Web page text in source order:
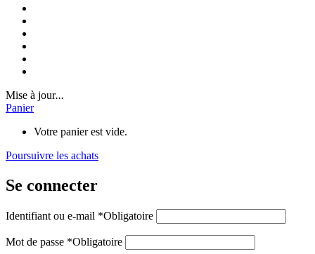
Mise à jour...
Panier
Votre panier est vide.
Poursuivre les achats
Se connecter
Identifiant ou e-mail *Obligatoire
Mot de passe *Obligatoire